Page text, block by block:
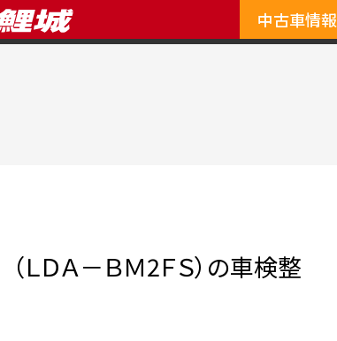
中古車情報
ＤＡ－ＢＭ2ＦＳ）の車検整